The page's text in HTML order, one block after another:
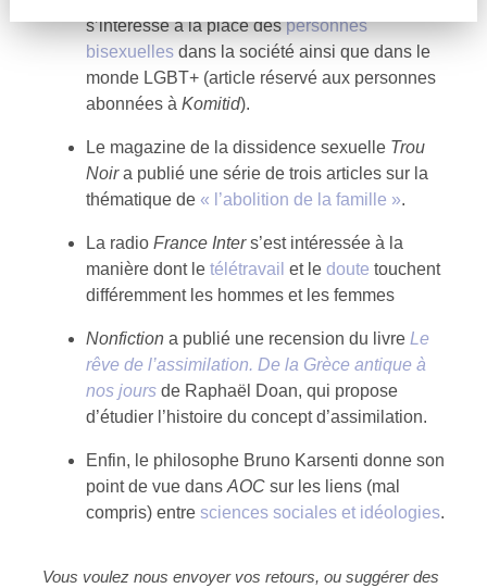
s’intéresse à la place despersonnes
bisexuelles dans la société ainsi que dans le
monde LGBT+ (article réservé aux personnes
abonnées à Komitid).
Le magazine de la dissidence sexuelle Trou
Noira publié une série de trois articles sur la
thématique de « l’abolition de la famille ».
La radio France Inters’est intéressée à la
manière dont le télétravail et le doute touchent
différemment les hommes et les femmes
Nonfiction a publié une recension du livre Le
rêve de l’assimilation. De la Grèce antique à
nos jours de Raphaël Doan, qui propose
d’étudier l’histoire du concept d’assimilation.
Enfin, le philosophe Bruno Karsenti donne son
point de vue dans AOC sur les liens (mal
compris) entre sciences sociales et idéologies.
Vous voulez nous envoyer vos retours, ou suggérer des